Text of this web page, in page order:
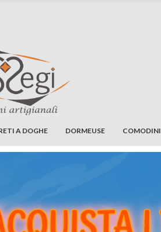
A DOGHE DORMEUSE COMODINI